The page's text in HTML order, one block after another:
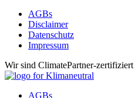
AGBs
Disclaimer
Datenschutz
Impressum
Wir sind ClimatePartner-zertifiziert
AGBs